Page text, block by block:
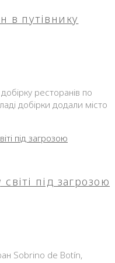
​​в путівнику
ресторанів по
добірки додали місто
під загрозою
Sobrino de Botín,